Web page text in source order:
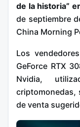
de la historia”
de septiembre
China Morning
Los
GeForce RTX
Nvidia,
criptomonedas,
de venta